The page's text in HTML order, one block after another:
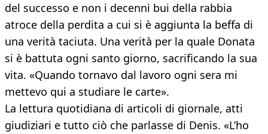
del successo e non i decenni bui della rabbia
atroce della perdita a cui si è aggiunta la beffa di
una verità taciuta. Una verità per la quale Donata
si è battuta ogni santo giorno, sacrificando la sua
vita. «Quando tornavo dal lavoro ogni sera mi
mettevo qui a studiare le carte».
La lettura quotidiana di articoli di giornale, atti
giudiziari e tutto ciò che parlasse di Denis. «L’ho